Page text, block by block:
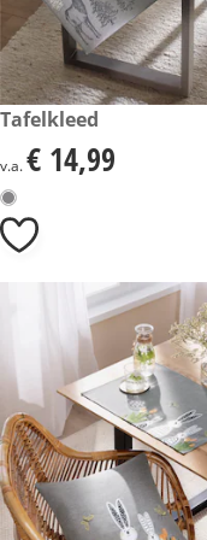
€ 14,99
Tafelkleed
€ 14,99
v.a.€ 14,99